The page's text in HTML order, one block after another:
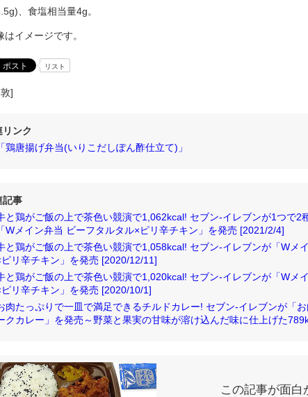
、食塩相当量4g。
イメージです。
リスト
]
リンク
「鶏唐揚げ弁当(いりこだしぽん酢仕立て)」
記事
と鶏がご飯の上で茶色い競演で1,062kcal! セブン‐イレブンが1つで2
「Wメイン弁当 ビーフタルタル×ピリ辛チキン」を発売 [2021/2/4]
と鶏がご飯の上で茶色い競演で1,058kcal! セブン‐イレブンが「Wメ
ピリ辛チキン」を発売 [2020/12/11]
と鶏がご飯の上で茶色い競演で1,020kcal! セブン‐イレブンが「Wメ
ピリ辛チキン」を発売 [2020/10/1]
肉たっぷりで一皿で満足できるチルドカレー! セブン‐イレブンが「
クカレー」を発売～野菜と果実の甘味が溶け込んだ味に仕上げた
この記事が面白